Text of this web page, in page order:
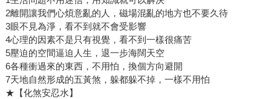
2離開讓我們心煩意亂的人，磁場混亂的地方也不要久待
3眼不見為淨，看不到就不會受影響
4心理的因素不是只有視覺，看不到一樣很痛苦
5壓迫的空間逼迫人生，退一步海闊天空
6各種衝過來的東西，不用怕，換個方向避開
7天地自然形成的五黃煞，躲都躲不掉，一樣不用怕
★【化煞安忍水】